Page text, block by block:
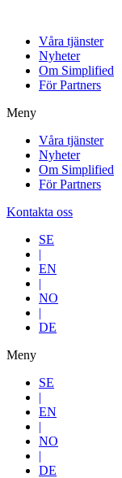
Våra tjänster
Nyheter
Om Simplified
För Partners
Meny
Våra tjänster
Nyheter
Om Simplified
För Partners
Kontakta oss
SE
|
EN
|
NO
|
DE
Meny
SE
|
EN
|
NO
|
DE